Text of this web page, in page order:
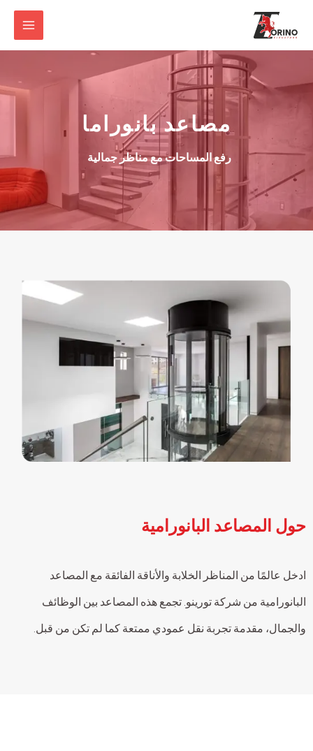
مصاعد بانوراما
رفع المساحات مع مناظر جمالية
حول المصاعد البانورامية
ادخل عالمًا من المناظر الخلابة والأناقة الفائقة مع المصاعد
البانورامية من شركة تورينو. تجمع هذه المصاعد بين الوظائف
والجمال، مقدمة تجربة نقل عمودي ممتعة كما لم تكن من قبل.